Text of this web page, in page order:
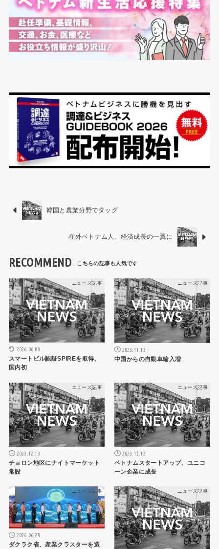
韓国と農業分野でタッグ
在外ベトナム人、経済成長の一翼に
RECOMMEND
ニュース記事
2026.06.09
スマートビル認証SPIREを取得、
国内初
ニュース記事
2023.11.13
中国からの自動車輸入増
ニュース記事
2023.12.13
チョロン地区にナイトマーケット
常設
ニュース記事
2023.12.12
ベトナムスタートアップ、ユニコ
ーン企業に成長
ニュース記事
2026.06.29
ダクラク省、産業クラスターを造
ニュース記事